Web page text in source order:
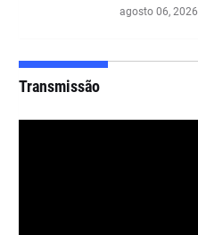
agosto 06, 2026
Transmissão